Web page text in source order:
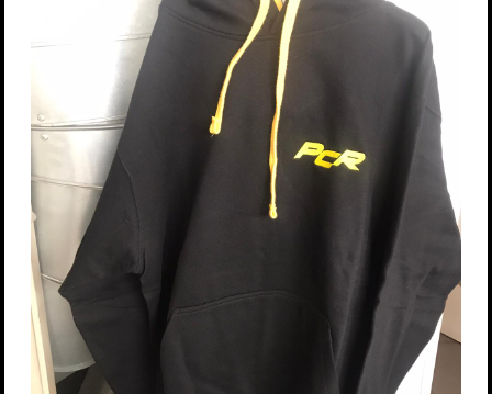
Password dimenticata?
Nome utente dimenticato?